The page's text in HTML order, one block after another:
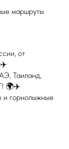
маршруты
от
Таиланд,
🌍✈️
и горнолыжные